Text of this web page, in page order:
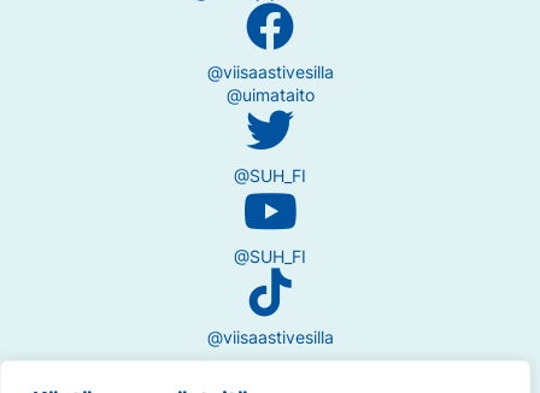
@viisaastivesilla
@uimataito
@SUH_FI
@SUH_FI
@viisaastivesilla